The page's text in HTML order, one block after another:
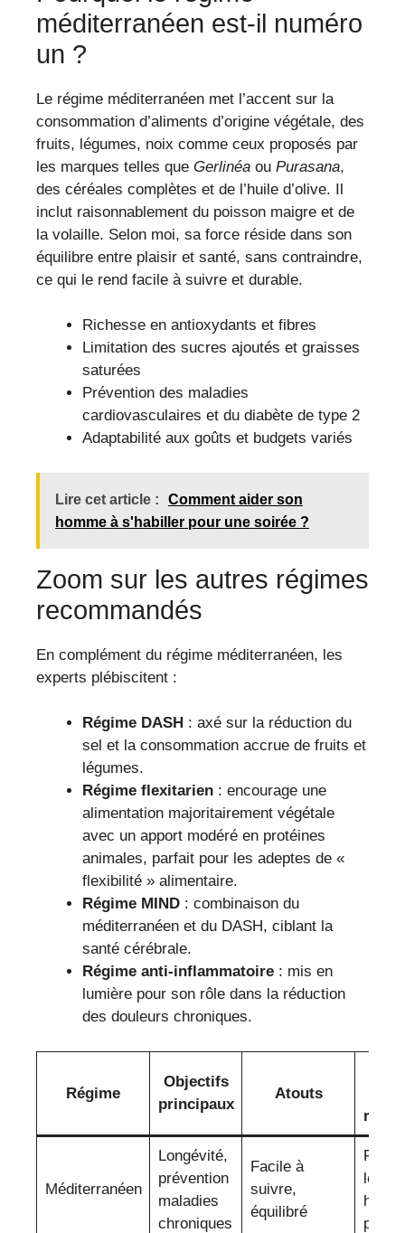
méditerranéen est-il numéro
un ?
Le régime méditerranéen met l’accent sur la
consommation d’aliments d’origine végétale, des
fruits, légumes, noix comme ceux proposés par
les marques telles que Gerlinéa ou Purasana,
des céréales complètes et de l’huile d’olive. Il
inclut raisonnablement du poisson maigre et de
la volaille. Selon moi, sa force réside dans son
équilibre entre plaisir et santé, sans contraindre,
ce qui le rend facile à suivre et durable.
Richesse en antioxydants et fibres
Limitation des sucres ajoutés et graisses
saturées
Prévention des maladies
cardiovasculaires et du diabète de type 2
Adaptabilité aux goûts et budgets variés
Lire cet article :
Comment aider son
homme à s'habiller pour une soirée ?
Zoom sur les autres régimes
recommandés
En complément du régime méditerranéen, les
experts plébiscitent :
Régime DASH : axé sur la réduction du
sel et la consommation accrue de fruits et
légumes.
Régime flexitarien : encourage une
alimentation majoritairement végétale
avec un apport modéré en protéines
animales, parfait pour les adeptes de «
flexibilité » alimentaire.
Régime MIND : combinaison du
méditerranéen et du DASH, ciblant la
santé cérébrale.
Régime anti-inflammatoire : mis en
lumière pour son rôle dans la réduction
des douleurs chroniques.
Régime
Objectifs
principaux
Atouts
Méditerranéen
Longévité,
prévention
maladies
chroniques
Facile à
suivre,
équilibré
huile